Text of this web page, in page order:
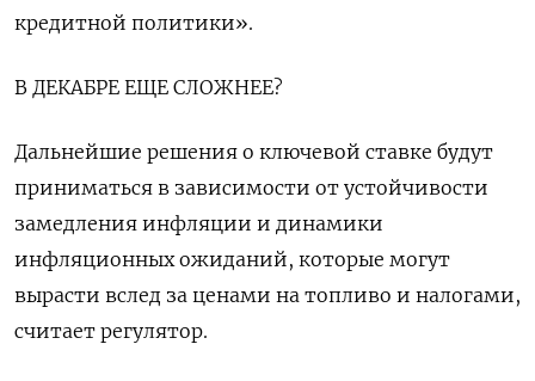
кредитной политики».
В ДЕКАБРЕ ЕЩЕ СЛОЖНЕЕ?
Дальнейшие решения о ключевой ставке будут
приниматься в зависимости от устойчивости
замедления инфляции и динамики
инфляционных ожиданий, которые могут
вырасти вслед за ценами на топливо и налогами,
считает регулятор.